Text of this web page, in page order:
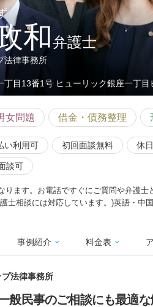
和弁護士
法律事務所
丁目13番1号 ヒューリック銀座一丁目
女問題 借金・債務整理
い利用可 初回面談無料 休
談可
ります。お電話ですぐにご質問や弁護
士相談には対応しています。)英語・中
事例紹介 料金表
法律事務所
般民事のご相談にも最適